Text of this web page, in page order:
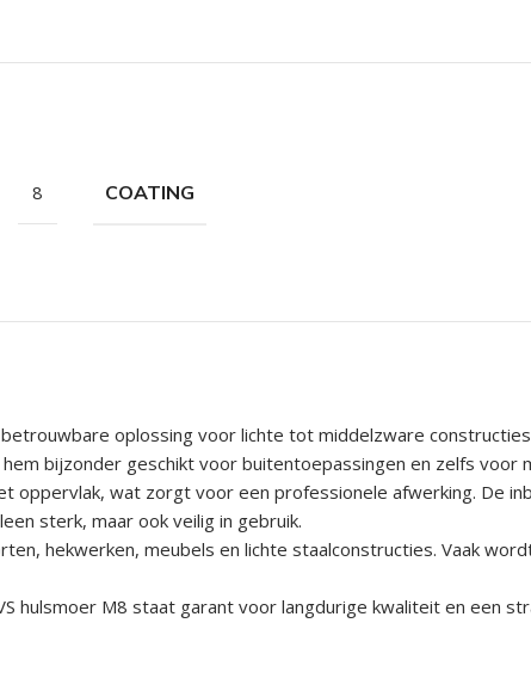
schroeven
8 COATING
oplossing voor lichte tot middelzware
bijzonder geschikt voor buitentoepassingen en zelfs voor
oppervlak, wat zorgt voor een professionele afwerking. De
sterk, maar ook veilig in gebruik.
hekwerken, meubels en lichte staalconstructies. Vaak
hulsmoer M8 staat garant voor langdurige kwaliteit en een